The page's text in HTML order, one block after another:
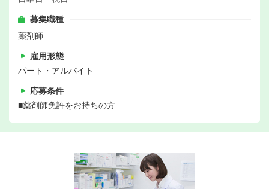
募集職種
薬剤師
雇用形態
パート・アルバイト
応募条件
■薬剤師免許をお持ちの方